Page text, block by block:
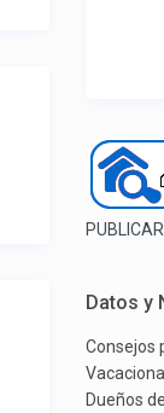
Datos y
Consejos
Dueños